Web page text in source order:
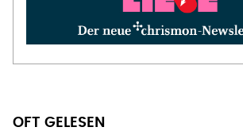
OFT GELESEN